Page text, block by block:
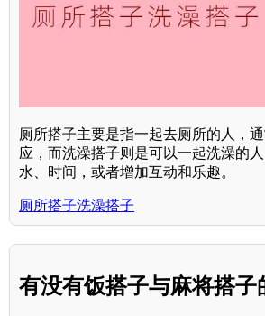
厕所搭子主要是指一起去厕所的人，
应，而洗澡搭子则是可以一起洗澡的
水、时间，或者增加互动和乐趣。
厕所搭子洗澡搭子
有没有饭搭子与麻将搭子